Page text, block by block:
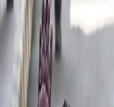
Iqtishodia
Sastra
Literasi Umat